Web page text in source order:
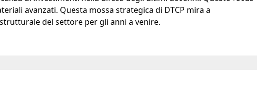
avanzati. Questa mossa strategica di DTCP mira a
del settore per gli anni a venire.